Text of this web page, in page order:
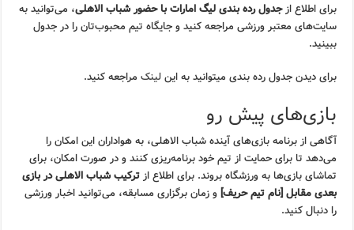
برای اطلاع ازجدول رده بندی لیگ امارات با حضور شباب الاهلی، می‌توانید به
سایت‌های معتبر ورزشی مراجعه کنید و جایگاه تیم محبوب‌تان را در جدول
ببینید.
برای دیدن جدول رده بندی میتوانید به اینلینک مراجعه کنید.
بازی‌های پیش رو
آگاهی از برنامه بازی‌های آینده شباب الاهلی، به هواداران این امکان را
می‌دهد تا برای حمایت از تیم خود برنامه‌ریزی کنند و در صورت امکان، برای
تماشای بازی‌ها به ورزشگاه بروند. برای اطلاع ازترکیب شباب الاهلی در بازی
بعدی مقابل [نام تیم حریف]و زمان برگزاری مسابقه، می‌توانید اخبار ورزشی
را دنبال کنید.